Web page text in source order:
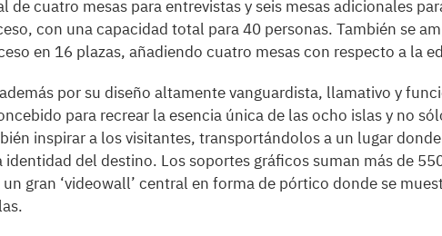
de cuatro mesas para entrevistas y seis mesas adicionales
con una capacidad total para 40 personas. También se
en 16 plazas, añadiendo cuatro mesas con respecto a la
por su diseño altamente vanguardista, llamativo y
para recrear la esencia única de las ocho islas y no
inspirar a los visitantes, transportándolos a un lugar
identidad del destino. Los soportes gráficos suman más de
gran ‘videowall’ central en forma de pórtico donde se